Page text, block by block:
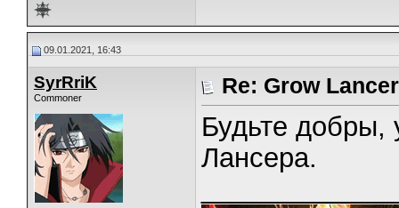
09.01.2021, 16:43
SyrRriK
Commoner Re: Grow Lancer
Будьте
Лансера.